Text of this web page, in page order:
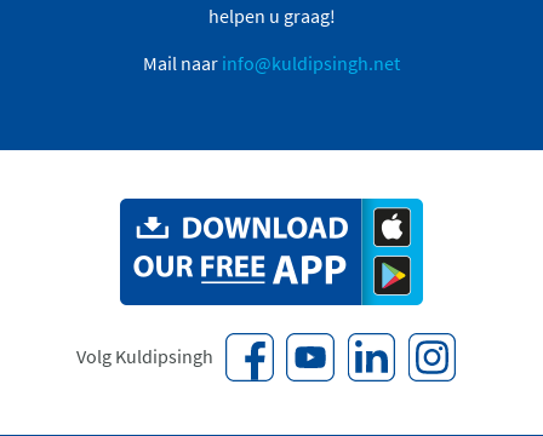
helpen u graag!
Mail naar info@kuldipsingh.net
Volg Kuldipsingh